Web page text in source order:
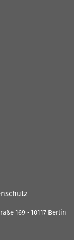
169 • 10117 Berlin